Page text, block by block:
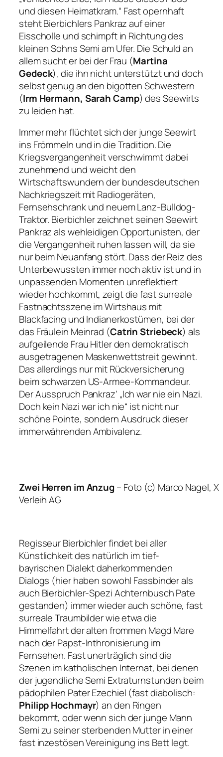
und diesen Heimatkram.“ Fast opernhaft
steht Bierbichlers Pankraz auf einer
Eisscholle und schimpft in Richtung des
kleinen Sohns Semi am Ufer. Die Schuld an
allem sucht er bei der Frau (Martina
Gedeck), die ihn nicht unterstützt und doch
selbst genug an den bigotten Schwestern
(Irm Hermann, Sarah Camp) des Seewirts
zu leiden hat.
Immer mehr flüchtet sich der junge Seewirt
ins Frömmeln und in die Tradition. Die
Kriegsvergangenheit verschwimmt dabei
zunehmend und weicht den
Wirtschaftswundern der bundesdeutschen
Nachkriegszeit mit Radiogeräten,
Fernsehschrank und neuem Lanz-Bulldog-
Traktor. Bierbichler zeichnet seinen Seewirt
Pankraz als wehleidigen Opportunisten, der
die Vergangenheit ruhen lassen will, da sie
nur beim Neuanfang stört. Dass der Reiz des
Unterbewussten immer noch aktiv ist und in
unpassenden Momenten unreflektiert
wieder hochkommt, zeigt die fast surreale
Fastnachtsszene im Wirtshaus mit
Blackfacing und Indianerkostümen, bei der
das Fräulein Meinrad (Catrin Striebeck) als
aufgeilende Frau Hitler den demokratisch
ausgetragenen Maskenwettstreit gewinnt.
Das allerdings nur mit Rückversicherung
beim schwarzen US-Armee-Kommandeur.
Der Ausspruch Pankraz‘ „Ich war nie ein Nazi.
Doch kein Nazi war ich nie“ ist nicht nur
schöne Pointe, sondern Ausdruck dieser
immerwährenden Ambivalenz.
Zwei Herren im Anzug – Foto (c) Marco Nagel, X
Verleih AG
Regisseur Bierbichler findet bei aller
Künstlichkeit des natürlich im tief-
bayrischen Dialekt daherkommenden
Dialogs (hier haben sowohl Fassbinder als
auch Bierbichler-Spezi Achternbusch Pate
gestanden) immer wieder auch schöne, fast
surreale Traumbilder wie etwa die
Himmelfahrt der alten frommen Magd Mare
nach der Papst-Inthronisierung im
Fernsehen. Fast unerträglich sind die
Szenen im katholischen Internat, bei denen
der jugendliche Semi Extraturnstunden beim
pädophilen Pater Ezechiel (fast diabolisch:
Philipp Hochmayr) an den Ringen
bekommt, oder wenn sich der junge Mann
Semi zu seiner sterbenden Mutter in einer
fast inzestösen Vereinigung ins Bett legt.